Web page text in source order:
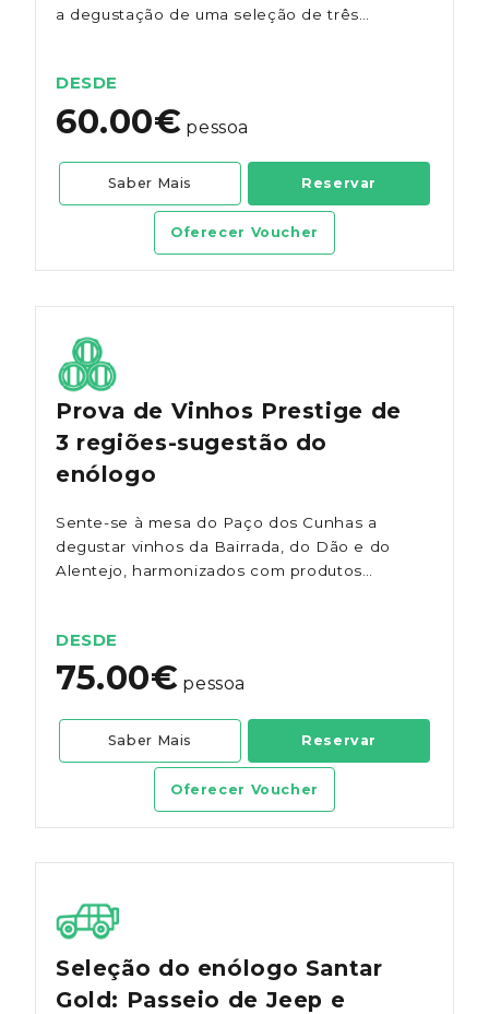
a degustação de uma seleção de três
DESDE
60.00€ pessoa
Saber Mais Reservar
Oferecer Voucher
Prova de Vinhos Prestige de
3 regiões-sugestão do
enólogo
Sente-se à mesa do Paço dos Cunhas a
degustar vinhos da Bairrada, do Dão e do
Alentejo, harmonizados com produtos
DESDE
75.00€ pessoa
Saber Mais Reservar
Oferecer Voucher
Seleção do enólogo Santar
Gold: Passeio de Jeep e